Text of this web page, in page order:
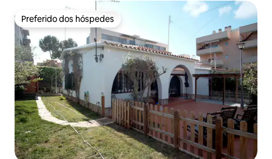
Preferido dos hóspedes
Preferido dos hóspedes